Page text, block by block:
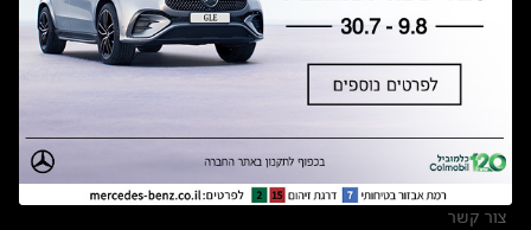
מצאו אותנו
אולמות תצוגה
מרכזי שירות
צור קשר